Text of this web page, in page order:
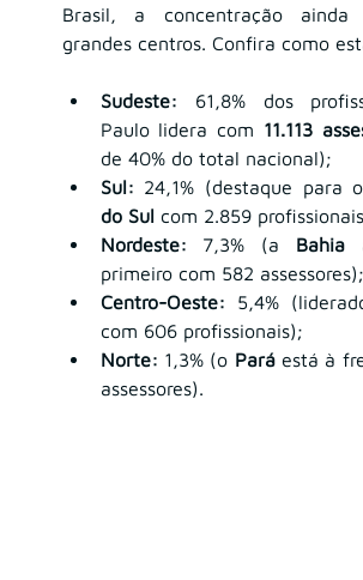
Brasil, a concentração
grandes centros. Confira como
Sudeste: 61,8% dos
Paulo lidera com 11.113
de 40% do total nacional);
Sul: 24,1% (destaque para o
do Sul com 2.859
Nordeste: 7,3% (a Bahia
primeiro com 582 assessores);
Centro-Oeste: 5,4%
com 606 profissionais);
Norte: 1,3% (o Pará está à
assessores).